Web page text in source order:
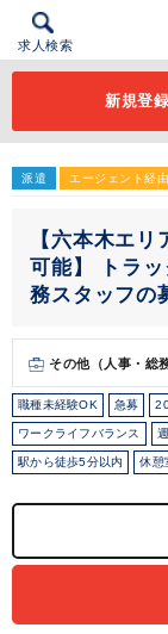
求人検索
新規登録
派遣 エージェント経由
【六本木エ
可能】 トラ
務スタッフの
その他（人事・総
職種未経験OK 急募
ワークライフバランス
駅から徒歩5分以内 休憩